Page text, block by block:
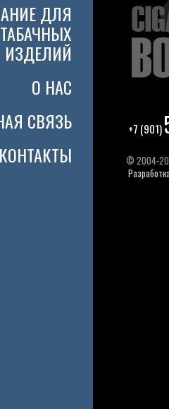
ДЛЯ
ИЗДЕЛИЙ
О НАС
СВЯЗЬ
КОНТАКТЫ
+7 (901)
© 2004-